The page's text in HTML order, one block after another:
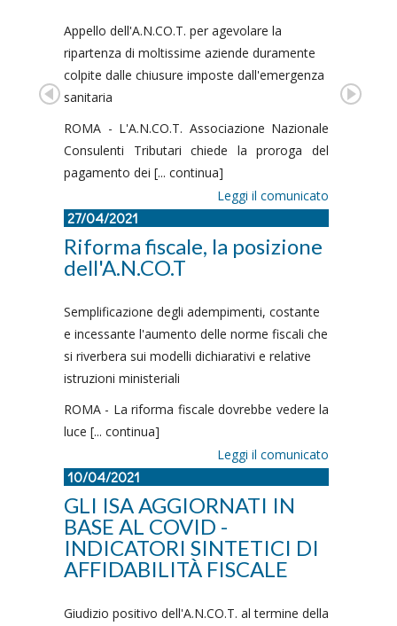
Appello dell'A.N.CO.T. per agevolare la
ripartenza di moltissime aziende duramente
colpite dalle chiusure imposte dall'emergenza
sanitaria
ROMA - L'A.N.CO.T. Associazione Nazionale
Consulenti Tributari chiede la proroga del
pagamento dei [... continua]
Leggi il comunicato
27/04/2021
Riforma fiscale, la posizione
dell'A.N.CO.T
Semplificazione degli adempimenti, costante
e incessante l'aumento delle norme fiscali che
si riverbera sui modelli dichiarativi e relative
istruzioni ministeriali
ROMA - La riforma fiscale dovrebbe vedere la
luce [... continua]
Leggi il comunicato
10/04/2021
GLI ISA AGGIORNATI IN
BASE AL COVID -
INDICATORI SINTETICI DI
AFFIDABILITÀ FISCALE
Giudizio positivo dell'A.N.CO.T. al termine della